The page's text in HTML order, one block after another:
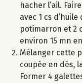
hacher l’ail.
avec 1 cs
potimarron et 2
environ 15 mn
Mélanger cette
coupée en dés,
Former 4